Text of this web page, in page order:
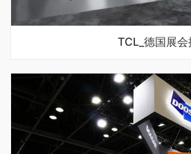
TCL_德国展会